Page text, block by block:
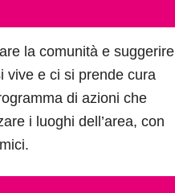
la comunità e suggerire
vive e ci si prende cura
di azioni che
i luoghi dell’area, con